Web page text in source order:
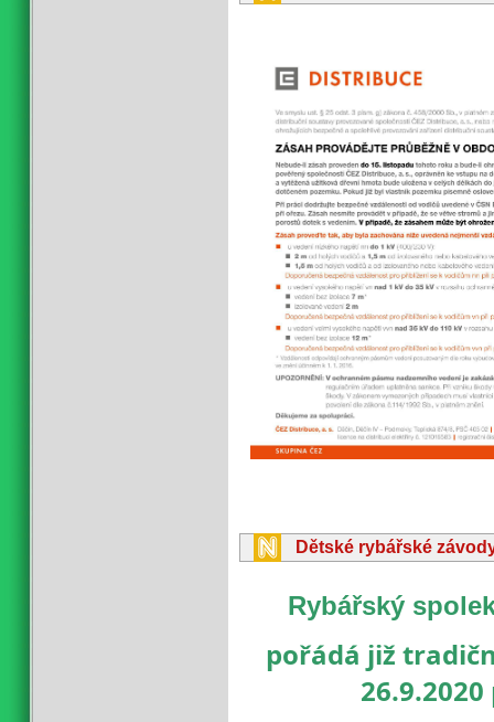
Dětské rybářské
Rybářský
pořádá již